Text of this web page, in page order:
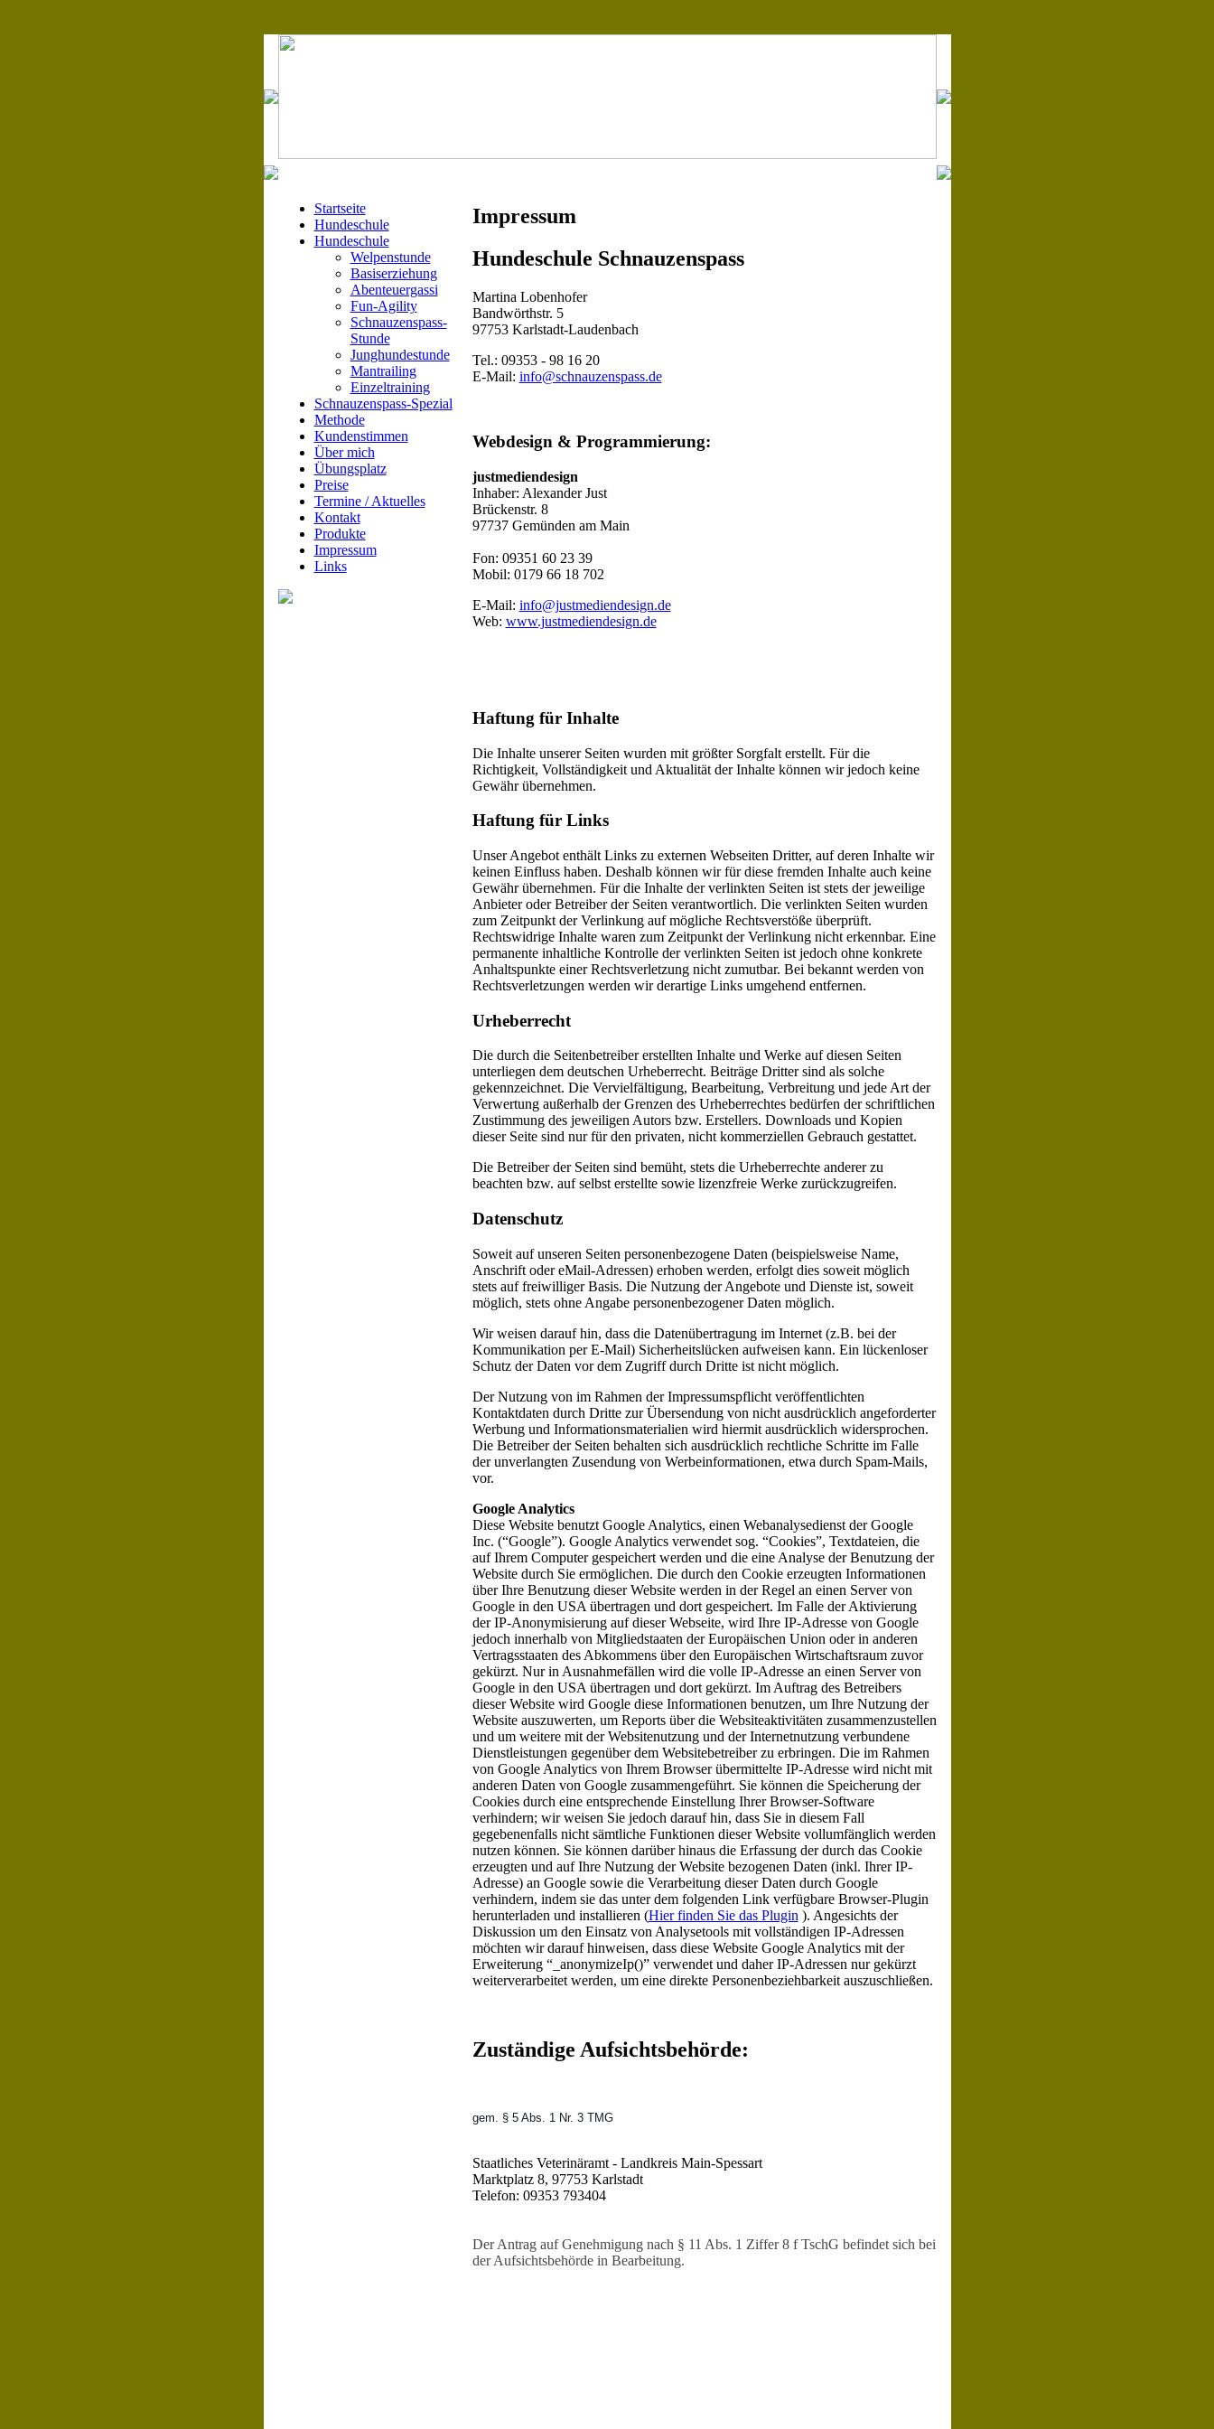
Startseite
Hundeschule
Hundeschule
Welpenstunde
Basiserziehung
Abenteuergassi
Fun-Agility
Schnauzenspass-
Stunde
Junghundestunde
Mantrailing
Einzeltraining
Schnauzenspass-Spezial
Methode
Kundenstimmen
Über mich
Übungsplatz
Preise
Termine / Aktuelles
Kontakt
Produkte
Impressum
Links
Impressum
Hundeschule Schnauzenspass
Martina Lobenhofer
Bandwörthstr. 5
97753 Karlstadt-Laudenbach
Tel.: 09353 - 98 16 20
E-Mail: info@schnauzenspass.de
Webdesign & Programmierung:
justmediendesign
Inhaber: Alexander Just
Brückenstr. 8
97737 Gemünden am Main
Fon: 09351 60 23 39
Mobil: 0179 66 18 702
E-Mail: info@justmediendesign.de
Web: www.justmediendesign.de
Haftung für Inhalte
Die Inhalte unserer Seiten wurden mit größter Sorgfalt erstellt. Für die
Richtigkeit, Vollständigkeit und Aktualität der Inhalte können wir jedoch keine
Gewähr übernehmen.
Haftung für Links
Unser Angebot enthält Links zu externen Webseiten Dritter, auf deren Inhalte wir
keinen Einfluss haben. Deshalb können wir für diese fremden Inhalte auch keine
Gewähr übernehmen. Für die Inhalte der verlinkten Seiten ist stets der jeweilige
Anbieter oder Betreiber der Seiten verantwortlich. Die verlinkten Seiten wurden
zum Zeitpunkt der Verlinkung auf mögliche Rechtsverstöße überprüft.
Rechtswidrige Inhalte waren zum Zeitpunkt der Verlinkung nicht erkennbar. Eine
permanente inhaltliche Kontrolle der verlinkten Seiten ist jedoch ohne konkrete
Anhaltspunkte einer Rechtsverletzung nicht zumutbar. Bei bekannt werden von
Rechtsverletzungen werden wir derartige Links umgehend entfernen.
Urheberrecht
Die durch die Seitenbetreiber erstellten Inhalte und Werke auf diesen Seiten
unterliegen dem deutschen Urheberrecht. Beiträge Dritter sind als solche
gekennzeichnet. Die Vervielfältigung, Bearbeitung, Verbreitung und jede Art der
Verwertung außerhalb der Grenzen des Urheberrechtes bedürfen der schriftlichen
Zustimmung des jeweiligen Autors bzw. Erstellers. Downloads und Kopien
dieser Seite sind nur für den privaten, nicht kommerziellen Gebrauch gestattet.
Die Betreiber der Seiten sind bemüht, stets die Urheberrechte anderer zu
beachten bzw. auf selbst erstellte sowie lizenzfreie Werke zurückzugreifen.
Datenschutz
Soweit auf unseren Seiten personenbezogene Daten (beispielsweise Name,
Anschrift oder eMail-Adressen) erhoben werden, erfolgt dies soweit möglich
stets auf freiwilliger Basis. Die Nutzung der Angebote und Dienste ist, soweit
möglich, stets ohne Angabe personenbezogener Daten möglich.
Wir weisen darauf hin, dass die Datenübertragung im Internet (z.B. bei der
Kommunikation per E-Mail) Sicherheitslücken aufweisen kann. Ein lückenloser
Schutz der Daten vor dem Zugriff durch Dritte ist nicht möglich.
Der Nutzung von im Rahmen der Impressumspflicht veröffentlichten
Kontaktdaten durch Dritte zur Übersendung von nicht ausdrücklich angeforderter
Werbung und Informationsmaterialien wird hiermit ausdrücklich widersprochen.
Die Betreiber der Seiten behalten sich ausdrücklich rechtliche Schritte im Falle
der unverlangten Zusendung von Werbeinformationen, etwa durch Spam-Mails,
vor.
Google Analytics
Diese Website benutzt Google Analytics, einen Webanalysedienst der Google
Inc. (“Google”). Google Analytics verwendet sog. “Cookies”, Textdateien, die
auf Ihrem Computer gespeichert werden und die eine Analyse der Benutzung der
Website durch Sie ermöglichen. Die durch den Cookie erzeugten Informationen
über Ihre Benutzung dieser Website werden in der Regel an einen Server von
Google in den USA übertragen und dort gespeichert. Im Falle der Aktivierung
der IP-Anonymisierung auf dieser Webseite, wird Ihre IP-Adresse von Google
jedoch innerhalb von Mitgliedstaaten der Europäischen Union oder in anderen
Vertragsstaaten des Abkommens über den Europäischen Wirtschaftsraum zuvor
gekürzt. Nur in Ausnahmefällen wird die volle IP-Adresse an einen Server von
Google in den USA übertragen und dort gekürzt. Im Auftrag des Betreibers
dieser Website wird Google diese Informationen benutzen, um Ihre Nutzung der
Website auszuwerten, um Reports über die Websiteaktivitäten zusammenzustellen
und um weitere mit der Websitenutzung und der Internetnutzung verbundene
Dienstleistungen gegenüber dem Websitebetreiber zu erbringen. Die im Rahmen
von Google Analytics von Ihrem Browser übermittelte IP-Adresse wird nicht mit
anderen Daten von Google zusammengeführt. Sie können die Speicherung der
Cookies durch eine entsprechende Einstellung Ihrer Browser-Software
verhindern; wir weisen Sie jedoch darauf hin, dass Sie in diesem Fall
gegebenenfalls nicht sämtliche Funktionen dieser Website vollumfänglich werden
nutzen können. Sie können darüber hinaus die Erfassung der durch das Cookie
erzeugten und auf Ihre Nutzung der Website bezogenen Daten (inkl. Ihrer IP-
Adresse) an Google sowie die Verarbeitung dieser Daten durch Google
verhindern, indem sie das unter dem folgenden Link verfügbare Browser-Plugin
herunterladen und installieren (Hier finden Sie das Plugin ). Angesichts der
Diskussion um den Einsatz von Analysetools mit vollständigen IP-Adressen
möchten wir darauf hinweisen, dass diese Website Google Analytics mit der
Erweiterung “_anonymizeIp()” verwendet und daher IP-Adressen nur gekürzt
weiterverarbeitet werden, um eine direkte Personenbeziehbarkeit auszuschließen.
Zuständige Aufsichtsbehörde:
gem. § 5 Abs. 1 Nr. 3 TMG
Staatliches Veterinäramt - Landkreis Main-Spessart
Marktplatz 8, 97753 Karlstadt
Telefon: 09353 793404
Der Antrag auf Genehmigung nach § 11 Abs. 1 Ziffer 8 f TschG befindet sich bei
der Aufsichtsbehörde in Bearbeitung.